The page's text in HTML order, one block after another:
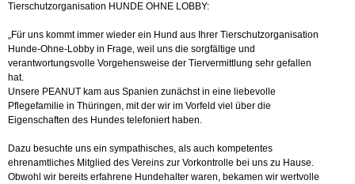
Tierschutzorganisation HUNDE OHNE LOBBY:
„Für uns kommt immer wieder ein Hund aus Ihrer Tierschutzorganisation
Hunde-Ohne-Lobby in Frage, weil uns die sorgfältige und
verantwortungsvolle Vorgehensweise der Tiervermittlung sehr gefallen
hat.
Unsere PEANUT kam aus Spanien zunächst in eine liebevolle
Pflegefamilie in Thüringen, mit der wir im Vorfeld viel über die
Eigenschaften des Hundes telefoniert haben.
Dazu besuchte uns ein sympathisches, als auch kompetentes
ehrenamtliches Mitglied des Vereins zur Vorkontrolle bei uns zu Hause.
Obwohl wir bereits erfahrene Hundehalter waren, bekamen wir wertvolle